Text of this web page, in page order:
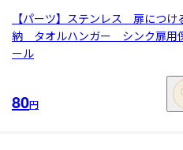
【パーツ】ステンレス 扉につけ
納 タオルハンガー シンク扉用
ール
80円